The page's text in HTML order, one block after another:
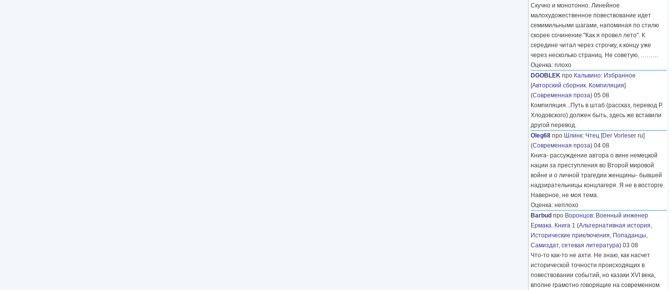
Скучно и монотонно. Линейное
малохудожественное повествование идет
семимильными шагами, напоминая по стилю
скорее сочинение "Как я провел лето". К
середине читал через строчку, к концу уже
через несколько страниц. Не советую, ………
Оценка: плохо
DGOBLEK про Кальвино: Избранное
[Авторский сборник. Компиляция]
(Современная проза) 05 08
Компиляция...Путь в штаб (рассказ, перевод Р.
Хлодовского) должен быть, здесь же вставили
другой перевод.
Oleg68 про Шлинк: Чтец [Der Vorleser ru]
(Современная проза) 04 08
Книга- рассуждение автора о вине немецкой
нации за преступления во Второй мировой
войне и о личной трагедии женщины- бывшей
надзирательницы концлагеря. Я не в восторге.
Наверное, не моя тема.
Оценка: неплохо
Barbud про Воронцов: Военный инженер
Ермака. Книга 1 (Альтернативная история,
Исторические приключения, Попаданцы,
Самиздат, сетевая литература) 03 08
Что-то как-то не ахти. Не знаю, как насчет
исторической точности происходящих в
повествовании событий, но казаки XVI века,
вполне грамотно говорящие на современном